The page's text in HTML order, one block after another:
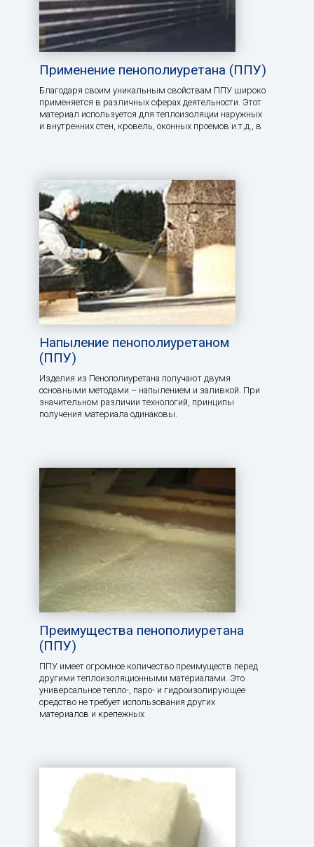
Применение пенополиуретана (ППУ)
Благодаря своим уникальным свойствам ППУ широко
применяется в различных сферах деятельности. Этот
материал используется для теплоизоляции наружных
и внутренних стен, кровель, оконных проемов и.т.д., в
Напыление пенополиуретаном
(ППУ)
Изделия из Пенополиуретана получают двумя
основными методами – напылением и заливкой. При
значительном различии технологий, принципы
получения материала одинаковы.
Преимущества пенополиуретана
(ППУ)
ППУ имеет огромное количество преимуществ перед
другими теплоизоляционными материалами. Это
универсальное тепло-, паро- и гидроизолирующее
средство не требует использования других
материалов и крепежных